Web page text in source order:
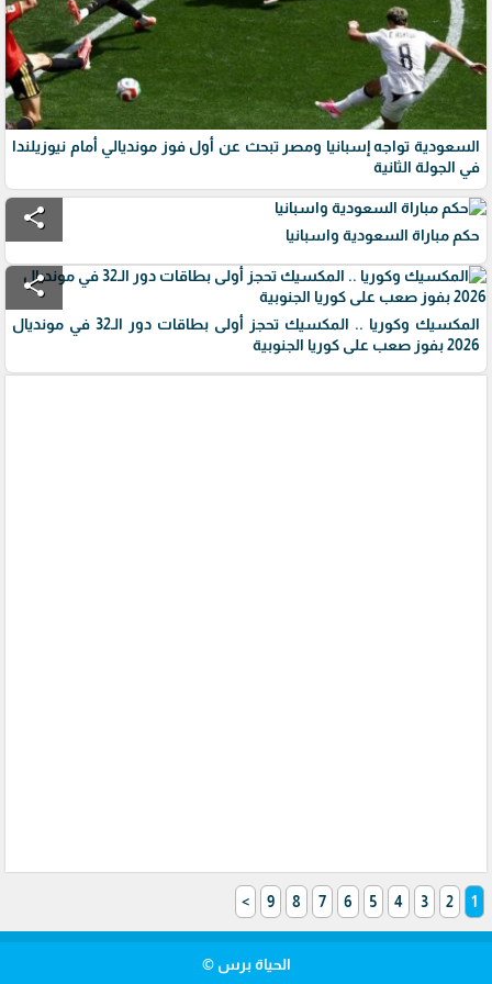
السعودية تواجه إسبانيا ومصر تبحث عن أول فوز مونديالي أمام نيوزيلندا
في الجولة الثانية
share
حكم مباراة السعودية واسبانيا
share
المكسيك وكوريا .. المكسيك تحجز أولى بطاقات دور الـ32 في مونديال
2026 بفوز صعب على كوريا الجنوبية
1
2
3
4
5
6
7
8
9
>
الحياة برس ©